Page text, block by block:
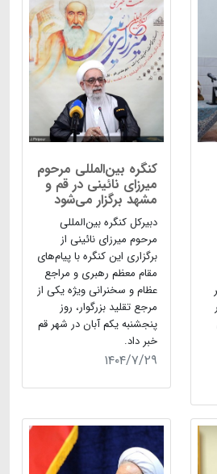
کنگره بین‌المللی مرحوم
میرزای نائینی در قم و
مشهد برگزار می‌شود
دبیرکل کنگره بین‌المللی
مرحوم میرزای نائینی از
برگزاری این کنگره با پیام‌های
مقام معظم رهبری و مراجع
عظام و سخنرانی ویژه یکی از
مرجع تقلید بزرگوار، روز
پنجشنبه یکم آبان در شهر قم
خبر داد.
۱۴۰۴/۷/۲۹